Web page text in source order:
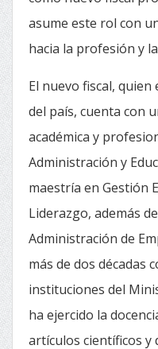
asume este rol con
hacia la profesión y
El nuevo fiscal,
del país, cuenta con
académica y
Administración y
maestría en Gestión
Liderazgo, además
Administración de
más de dos décadas
instituciones del
ha ejercido la
artículos científicos y